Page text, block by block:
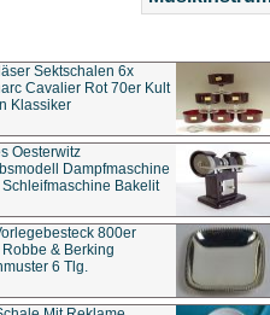
Sektschalen 6x
Cavalier Rot 70er Kult
Klassiker
Oesterwitz
Dampfmaschine
Bakelit
800er
& Berking
6 Tlg.